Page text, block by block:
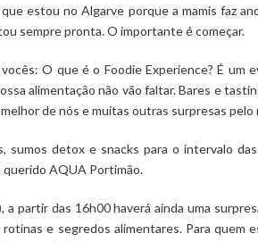
estou no Algarve porque a mamis faz
sempre pronta. O importante é começar.
O que é o Foodie Experience? É um
alimentação não vão faltar. Bares e
de nós e muitas outras surpresas pelo
sumos detox e snacks para o intervalo
AQUA Portimão.
a partir das 16h00 haverá ainda uma
rotinas e segredos alimentares. Para quem